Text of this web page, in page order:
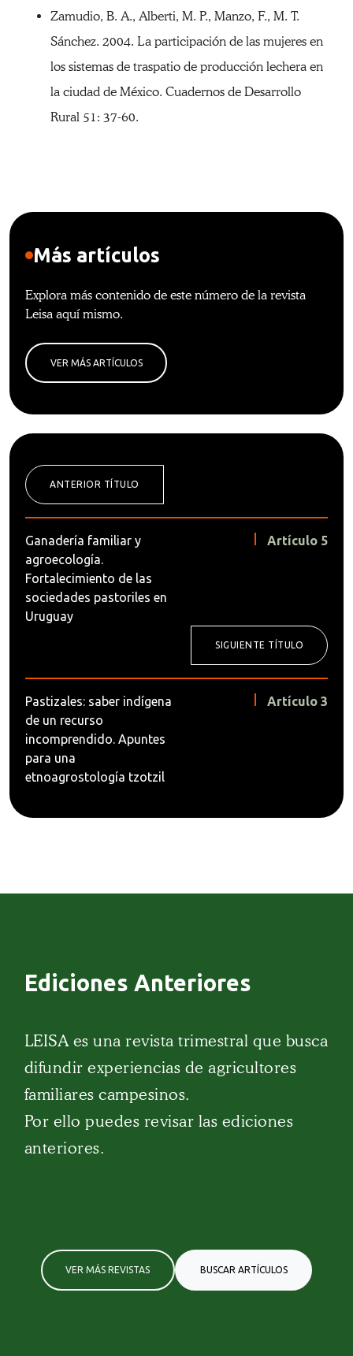
Zamudio, B. A., Alberti, M. P., Manzo, F., M. T.
Sánchez. 2004. La participación de las mujeres en
los sistemas de traspatio de producción lechera en
la ciudad de México. Cuadernos de Desarrollo
Rural 51: 37-60.
Más artículos
Explora más contenido de este número de la revista
Leisa aquí mismo.
VER MÁS ARTÍCULOS
ANTERIOR TÍTULO
Ganadería familiar y
agroecología.
Fortalecimiento de las
sociedades pastoriles en
Uruguay
Artículo 5
SIGUIENTE TÍTULO
Pastizales: saber indígena
de un recurso
incomprendido. Apuntes
para una
etnoagrostología tzotzil
Artículo 3
Ediciones Anteriores
LEISA es una revista trimestral que busca
difundir experiencias de agricultores
familiares campesinos.
Por ello puedes revisar las ediciones
anteriores.
VER MÁS REVISTAS BUSCAR ARTÍCULOS